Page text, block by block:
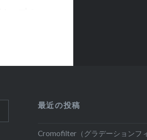
画像を
るデザ
変える
最近の投稿
Cromofilter（グラデーションフ